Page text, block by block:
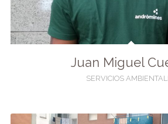
Juan Miguel
SERVICIOS